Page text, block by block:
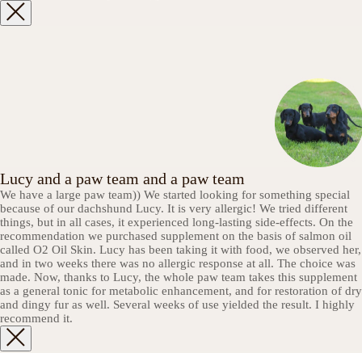
Lucy and a paw team and a paw team
We have a large paw team)) We started looking for something special
because of our dachshund Lucy. It is very allergic! We tried different
things, but in all cases, it experienced long-lasting side-effects. On the
recommendation we purchased supplement on the basis of salmon oil
called О2 Oil Skin. Lucy has been taking it with food, we observed her,
and in two weeks there was no allergic response at all. The choice was
made. Now, thanks to Lucy, the whole paw team takes this supplement
as a general tonic for metabolic enhancement, and for restoration of dry
and dingy fur as well. Several weeks of use yielded the result. I highly
recommend it.